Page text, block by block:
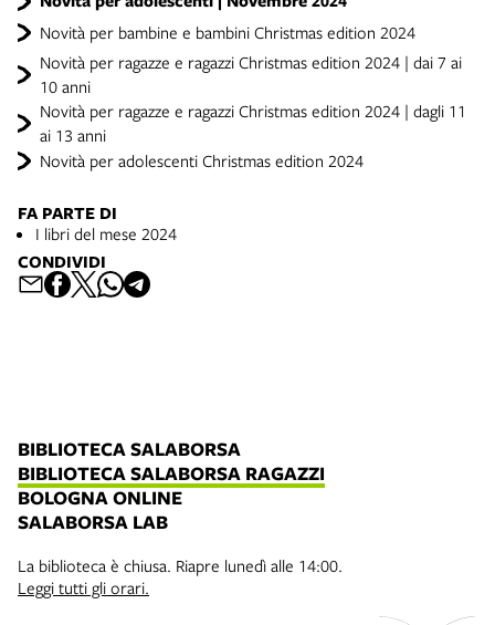
Novità per bambine e bambini Christmas edition 2024
Novità per ragazze e ragazzi Christmas edition 2024 | dai 7 ai
10 anni
Novità per ragazze e ragazzi Christmas edition 2024 | dagli 11
ai 13 anni
Novità per adolescenti Christmas edition 2024
FA PARTE DI
I libri del mese 2024
CONDIVIDI
BIBLIOTECA SALABORSA
BIBLIOTECA SALABORSA RAGAZZI
BOLOGNA ONLINE
SALABORSA LAB
La biblioteca è chiusa. Riapre lunedì alle 14:00.
Leggi tutti gli orari.